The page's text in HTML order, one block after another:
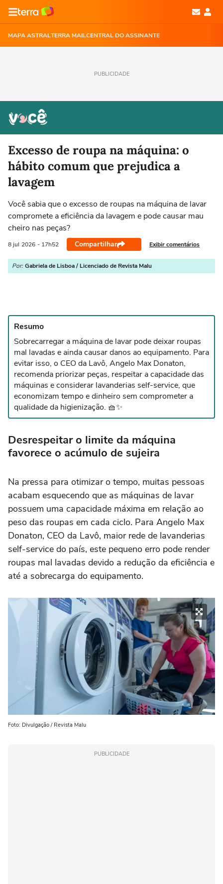
MAPA ASTRALTERRA MAILCENTRAL DO ASSINANTE
PUBLICIDADE
Excesso de roupa na máquina: o
hábito comum que prejudica a
lavagem
Você sabia que o excesso de roupas na máquina de lavar
compromete a eficiência da lavagem e pode causar mau
cheiro nas peças?
8 jul 2026 - 17h52 Compartilhar Exibir comentários
Por: Gabriela de Lisboa / Licenciado de Revista Malu
Resumo
Sobrecarregar a máquina de lavar pode deixar roupas
mal lavadas e ainda causar danos ao equipamento. Para
evitar isso, o CEO da Lavô, Angelo Max Donaton,
recomenda priorizar peças, respeitar a capacidade das
máquinas e considerar lavanderias self-service, que
economizam tempo e dinheiro sem comprometer a
qualidade da higienização. 🧺✨
Desrespeitar o limite da máquina
favorece o acúmulo de sujeira
Na pressa para otimizar o tempo, muitas pessoas
acabam esquecendo que as máquinas de lavar
possuem uma capacidade máxima em relação ao
peso das roupas em cada ciclo. Para Angelo Max
Donaton, CEO da Lavô, maior rede de lavanderias
self-service do país, este pequeno erro pode render
roupas mal lavadas devido a redução da eficiência e
até a sobrecarga do equipamento.
Foto: Divulgação / Revista Malu
PUBLICIDADE